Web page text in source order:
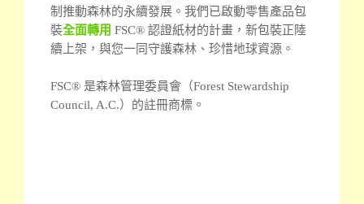
制推動森林的永續發展。我們已啟動零售產品包
裝全面轉用 FSC® 認證紙材的計畫，新包裝正陸
續上架，與您一同守護森林、珍惜地球資源。
FSC® 是森林管理委員會（Forest Stewardship
Council, A.C.）的註冊商標。